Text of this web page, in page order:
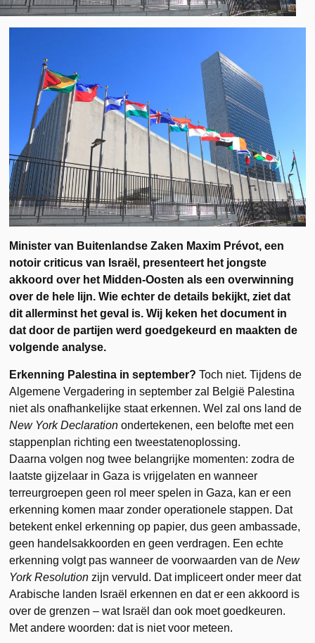
Minister van Buitenlandse Zaken Maxim Prévot, een
notoir criticus van Israël, presenteert het jongste
akkoord over het Midden-Oosten als een overwinning
over de hele lijn. Wie echter de details bekijkt, ziet dat
dit allerminst het geval is. Wij keken het document in
dat door de partijen werd goedgekeurd en maakten de
volgende analyse.
Erkenning Palestina in september? Toch niet. Tijdens de
Algemene Vergadering in september zal België Palestina
niet als onafhankelijke staat erkennen. Wel zal ons land de
New York Declaration ondertekenen, een belofte met een
stappenplan richting een tweestatenoplossing.
Daarna volgen nog twee belangrijke momenten: zodra de
laatste gijzelaar in Gaza is vrijgelaten en wanneer
terreurgroepen geen rol meer spelen in Gaza, kan er een
erkenning komen maar zonder operationele stappen. Dat
betekent enkel erkenning op papier, dus geen ambassade,
geen handelsakkoorden en geen verdragen. Een echte
erkenning volgt pas wanneer de voorwaarden van deNew
York Resolution zijn vervuld. Dat impliceert onder meer dat
Arabische landen Israël erkennen en dat er een akkoord is
over de grenzen – wat Israël dan ook moet goedkeuren.
Met andere woorden: dat is niet voor meteen.